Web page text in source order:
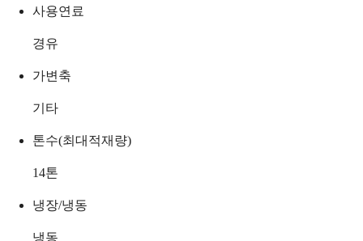
사용연료
경유
가변축
기타
톤수(최대적재량)
14톤
냉장/냉동
냉동